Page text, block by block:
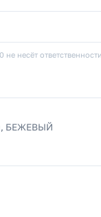
несёт
БЕЖЕВЫЙ